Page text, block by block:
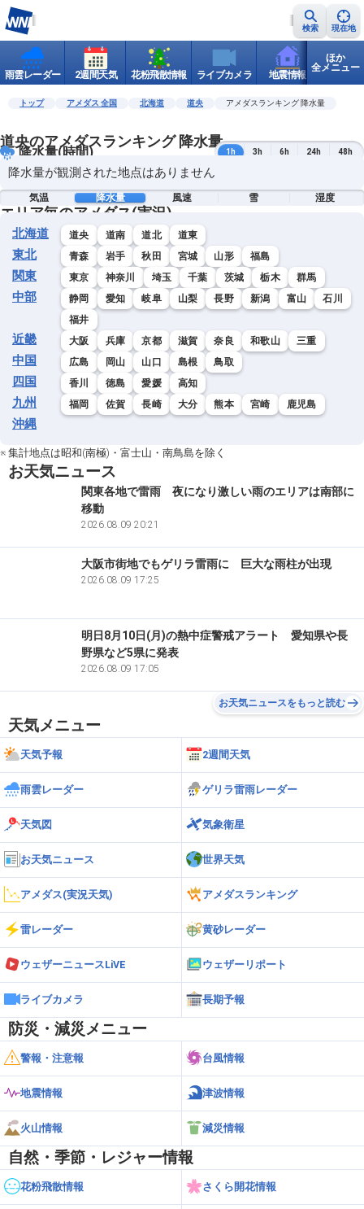
検索 現在地
雨雲レーダー 2週間天気 花粉飛散情報 ライブカメラ 地震情報 世界天
ほか
全メニュー
トップ アメダス 全国 北海道 道央 アメダスランキング 降水量
道央のアメダスランキング 降水量
降水量(時間) 1h 3h 6h 24h 48h
降水量が観測された地点はありません
気温 降水量 風速 雪 湿度
エリア毎のアメダス(実況)
北海道 道央 道南 道北 道東
東北 青森 岩手 秋田 宮城 山形 福島
関東 東京 神奈川 埼玉 千葉 茨城 栃木 群馬
中部 静岡 愛知 岐阜 山梨 長野 新潟 富山
石川
福井
近畿 大阪 兵庫 京都 滋賀 奈良 和歌山 三重
中国 広島 岡山 山口 島根 鳥取
四国 香川 徳島 愛媛 高知
九州 福岡 佐賀 長崎 大分 熊本 宮崎 鹿児島
沖縄
※ 集計地点は昭和(南極)・富士山・南鳥島を除く
お天気ニュース
関東各地で雷雨 夜になり激しい雨のエリアは南部に
移動
2026.08.09 20:21
大阪市街地でもゲリラ雷雨に 巨大な雨柱が出現
2026.08.09 17:25
明日8月10日(月)の熱中症警戒アラート 愛知県や長
野県など5県に発表
2026.08.09 17:05
お天気ニュースをもっと読む
天気メニュー
天気予報 2週間天気
雨雲レーダー ゲリラ雷雨レーダー
天気図 気象衛星
お天気ニュース 世界天気
アメダス(実況天気) アメダスランキング
雷レーダー 黄砂レーダー
ウェザーニュースLiVE ウェザーリポート
ライブカメラ 長期予報
防災・減災メニュー
警報・注意報 台風情報
地震情報 津波情報
火山情報 減災情報
自然・季節・レジャー情報
花粉飛散情報 さくら開花情報